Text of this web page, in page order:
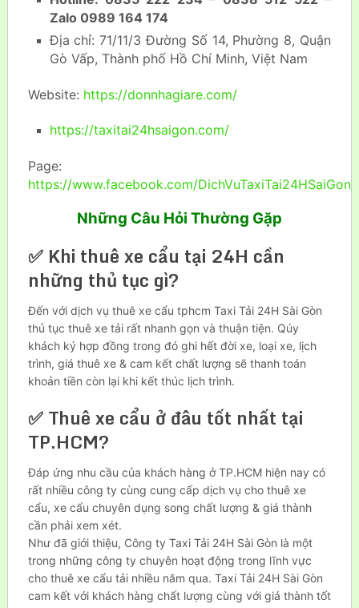
Zalo 0989 164 174
Địa chỉ: 71/11/3 Đường Số 14, Phường 8, Quận
Gò Vấp, Thành phố Hồ Chí Minh, Việt Nam
Website: https://donnhagiare.com/
https://taxitai24hsaigon.com/
Page:
https://www.facebook.com/DichVuTaxiTai24HSaiGon/
Những Câu Hỏi Thường Gặp
✅ Khi thuê xe cẩu tại 24H cần
những thủ tục gì?
Đến với dịch vụ thuê xe cẩu tphcm Taxi Tải 24H Sài Gòn
thủ tục thuê xe tải rất nhanh gọn và thuận tiện. Qúy
khách ký hợp đồng trong đó ghi hết đời xe, loại xe, lịch
trình, giá thuê xe & cam kết chất lượng sẽ thanh toán
khoản tiền còn lại khi kết thúc lịch trình.
✅ Thuê xe cẩu ở đâu tốt nhất tại
TP.HCM?
Đáp ứng nhu cầu của khách hàng ở TP.HCM hiện nay có
rất nhiều công ty cùng cung cấp dịch vụ cho thuê xe
cẩu, xe cẩu chuyên dụng song chất lượng & giá thành
cần phải xem xét.
Như đã giới thiệu, Công ty Taxi Tải 24H Sài Gòn là một
trong những công ty chuyên hoạt động trong lĩnh vực
cho thuê xe cẩu tải nhiều năm qua. Taxi Tải 24H Sài Gòn
cam kết với khách hàng chất lượng cùng với giá thành tốt